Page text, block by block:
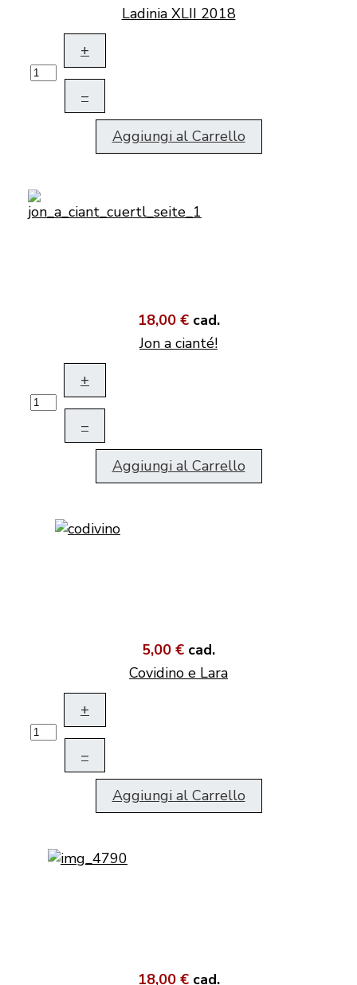
Ladinia XLII 2018
+
–
Aggiungi al Carrello
18,00 € cad.
Jon a cianté!
+
–
Aggiungi al Carrello
5,00 € cad.
Covidino e Lara
+
–
Aggiungi al Carrello
18,00 € cad.